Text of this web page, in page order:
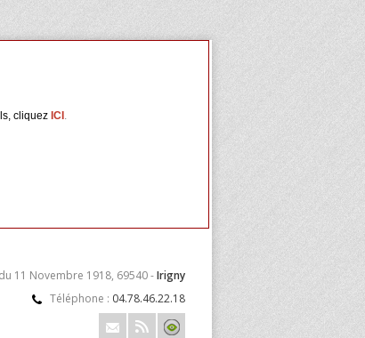
cliquez ICI
11 Novembre 1918, 69540 -Irigny
Téléphone : 04.78.46.22.18